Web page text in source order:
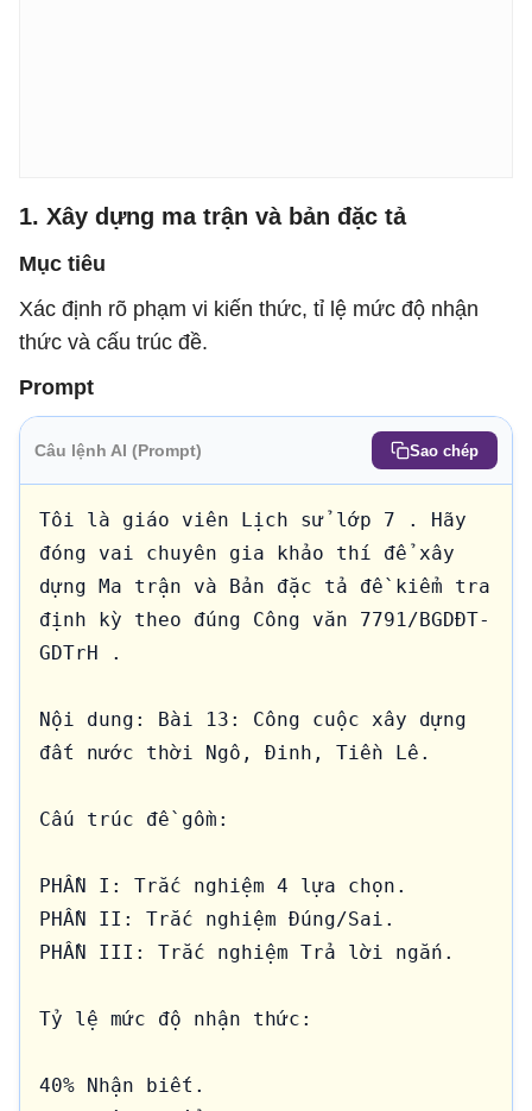
1. Xây dựng ma trận và bản đặc tả
Mục tiêu
Xác định rõ phạm vi kiến thức, tỉ lệ mức độ nhận
thức và cấu trúc đề.
Prompt
Câu lệnh AI (Prompt) Sao chép
Tôi là giáo viên Lịch sử lớp 7 . Hãy
đóng vai chuyên gia khảo thí để xây
dựng Ma trận và Bản đặc tả đề kiểm tra
định kỳ theo đúng Công văn 7791/BGDĐT-
GDTrH .
Nội dung: Bài 13: Công cuộc xây dựng
đất nước thời Ngô, Đinh, Tiền Lê.
Cấu trúc đề gồm:
PHẦN I: Trắc nghiệm 4 lựa chọn.
PHẦN II: Trắc nghiệm Đúng/Sai.
PHẦN III: Trắc nghiệm Trả lời ngắn.
Tỷ lệ mức độ nhận thức:
40% Nhận biết.